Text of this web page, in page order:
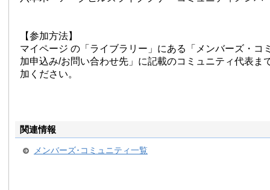
【参加方法】
マイページ の「ライブラリー」にある「メンバーズ・コ
加申込み/お問い合わせ先」に記載のコミュニティ代表ま
加ください。
関連情報
メンバーズ･コミュニティ一覧